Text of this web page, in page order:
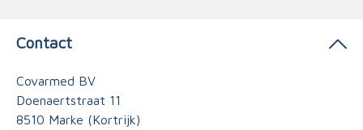
Contact
Covarmed BV
Doenaertstraat 11
8510 Marke (Kortrijk)